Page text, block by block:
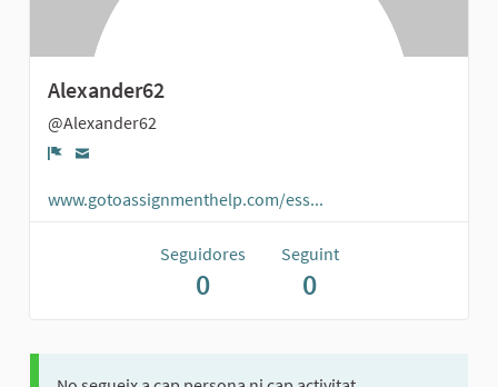
Alexander62
@Alexander62
www.gotoassignmenthelp.com/ess...
Seguidores
0
Seguint
0